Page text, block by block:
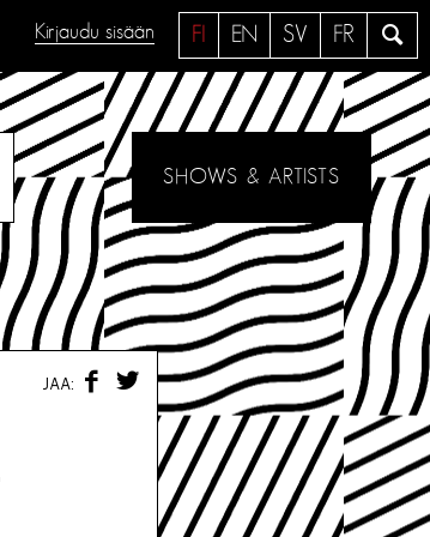
a
e
FI EN SV FR
Kirjaudu sisään
SHOWS & ARTISTS
JAA:
F
W